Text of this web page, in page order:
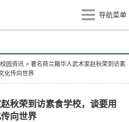
导航菜单
校园资讯 >著名荷兰籍华人武术家赵秋荣到访素
化传向世界
秋荣到访素食学校，谈要用
向世界